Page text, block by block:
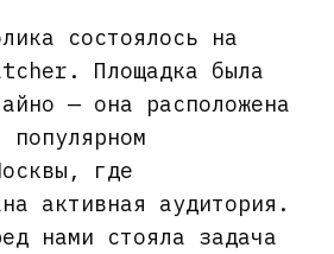
состоялось на
Площадка была
— она расположена
где
активная аудитория.
нами стояла задача